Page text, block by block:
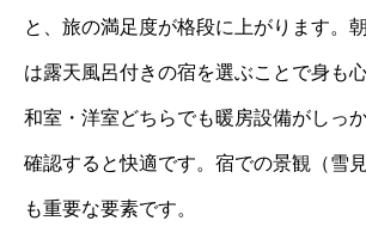
と、旅の満足度が格段に上がります。
は露天風呂付きの宿を選ぶことで身も
和室・洋室どちらでも暖房設備がしっ
確認すると快適です。宿での景観（雪
も重要な要素です。